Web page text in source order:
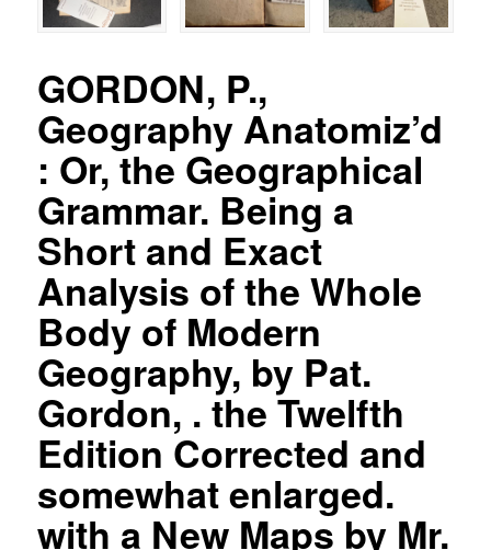
GORDON, P.,
Geography Anatomiz’d
: Or, the Geographical
Grammar. Being a
Short and Exact
Analysis of the Whole
Body of Modern
Geography, by Pat.
Gordon, . the Twelfth
Edition Corrected and
somewhat enlarged.
with a New Maps by Mr.